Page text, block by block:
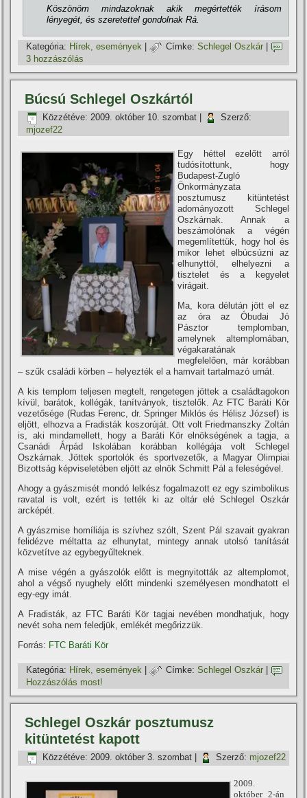
Köszönöm mindazoknak akik megértették í­rásom
lényegét, és szeretettel gondolnak Rá.
Kategória: Hí­rek, események | Címke: Schlegel Oszkár
3 hozzászólás
Búcsú Schlegel Oszkártól
Közzétéve: 2009. október 10. szombat
Szerző:
mjozef22
Egy héttel ezelőtt arról
tudósí­tottunk, hogy
Budapest-Zugló
Önkormányzata
posztumusz kitüntetést
adományozott Schlegel
Oszkárnak. Annak a
beszámolónak a végén
megemlí­tettük, hogy hol és
mikor lehet elbúcsúzni az
elhunyttól, elhelyezni a
tisztelet és a kegyelet
virágait.
Ma, kora délután jött el ez
az óra az Óbudai Jó
Pásztor templomban,
amelynek altemplomában,
végakaratának
megfelelően, már korábban
– szűk családi körben – helyezték el a hamvait tartalmazó urnát.
A kis templom teljesen megtelt, rengetegen jöttek a családtagokon
kí­vül, barátok, kollégák, taní­tványok, tisztelők. Az FTC Baráti Kör
vezetősége (Rudas Ferenc, dr. Springer Miklós és Hélisz József) is
eljött, elhozva a Fradisták koszorúját. Ott volt Friedmanszky Zoltán
is, aki mindamellett, hogy a Baráti Kör elnökségének a tagja, a
Csanádi Árpád Iskolában korábban kollégája volt Schlegel
Oszkárnak. Jöttek sportolók és sportvezetők, a Magyar Olimpiai
Bizottság képviseletében eljött az elnök Schmitt Pál a feleségével.
Ahogy a gyászmisét mondó lelkész fogalmazott ez egy szimbolikus
ravatal is volt, ezért is tették ki az oltár elé Schlegel Oszkár
arcképét.
A gyászmise homí­liája is szí­vhez szólt, Szent Pál szavait gyakran
felidézve méltatta az elhunytat, mintegy annak utolsó taní­tását
közvetí­tve az egybegyűlteknek.
A mise végén a gyászolók előtt is megnyitották az altemplomot,
ahol a végső nyughely előtt mindenki személyesen mondhatott el
egy-egy imát.
A Fradisták, az FTC Baráti Kör tagjai nevében mondhatjuk, hogy
nevét soha nem feledjük, emlékét megőrizzük.
Forrás: FTC Baráti Kör
Kategória: Hí­rek, események | Címke: Schlegel Oszkár
Hozzászólás most!
Schlegel Oszkár posztumusz
kitüntetést kapott
Közzétéve: 2009. október 3. szombat Szerző: mjozef22
2009.
október 2-án